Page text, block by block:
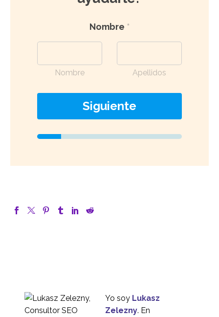
Nombre *
Nombre Apellidos
Siguiente
Yo soy Lukasz
Zelezny. En